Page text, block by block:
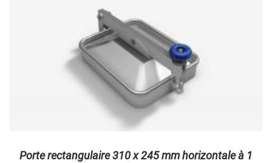
Porte rectangulaire 310 x 245 mm horizontale à 1